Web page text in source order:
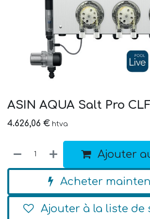
ASIN AQUA Salt Pro
4.626,06 € htva
Ajouter
Acheter
Ajouter à la liste de